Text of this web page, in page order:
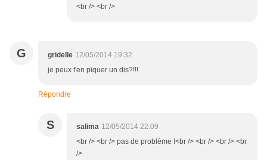
<br /> <br />
G gridelle 12/05/2014 19:32
je peux t'en piquer un dis?!!!
Répondre
S salima 12/05/2014 22:09
<br /> <br /> pas de problème !<br /> <br /> <br /> <br
/>